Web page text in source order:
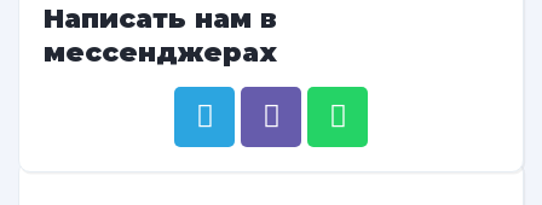
Написать нам в
мессенджерах